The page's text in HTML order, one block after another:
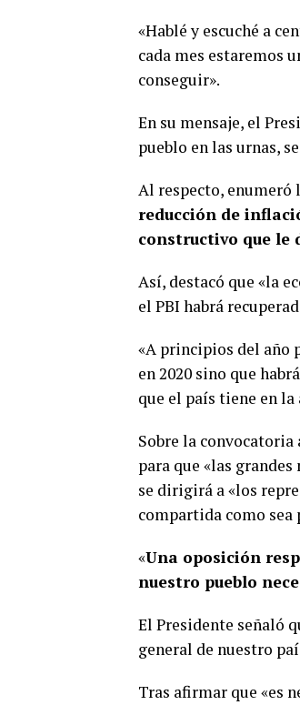
«Hablé y escuché a
cada mes estaremos
conseguir».
En su mensaje, el
pueblo en las urnas,
Al respecto, enumeró
reducción de
constructivo que le
Así, destacó que «la
el PBI habrá
«A principios del año
en 2020 sino que
que el país tiene en la
Sobre la
para que «las
se dirigirá a «los
compartida como sea
«Una oposición
nuestro pueblo
El Presidente señaló
general de nuestro
Tras afirmar que «es